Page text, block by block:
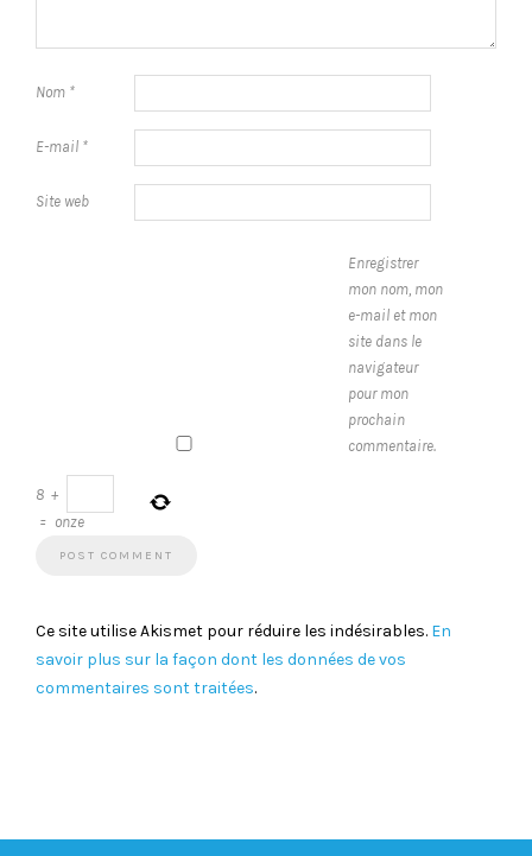
Nom *
E-mail *
Site web
Enregistrer
mon nom, mon
e-mail et mon
site dans le
navigateur
pour mon
prochain
commentaire.
8 +
= onze
Ce site utilise Akismet pour réduire les indésirables. En
savoir plus sur la façon dont les données de vos
commentaires sont traitées.